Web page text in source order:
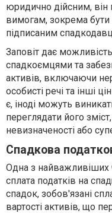
юридично дійсним,
вимогам, зокрема
підписаним
Заповіт дає
спадкоємцями та
активів, включаючи
особисті речі та інші
є, іноді можуть
переглядати його
невизначеності або
Спадкова
Одна з найважливіших
сплата податків на
спадок, зобов'язані
вартості активів, що